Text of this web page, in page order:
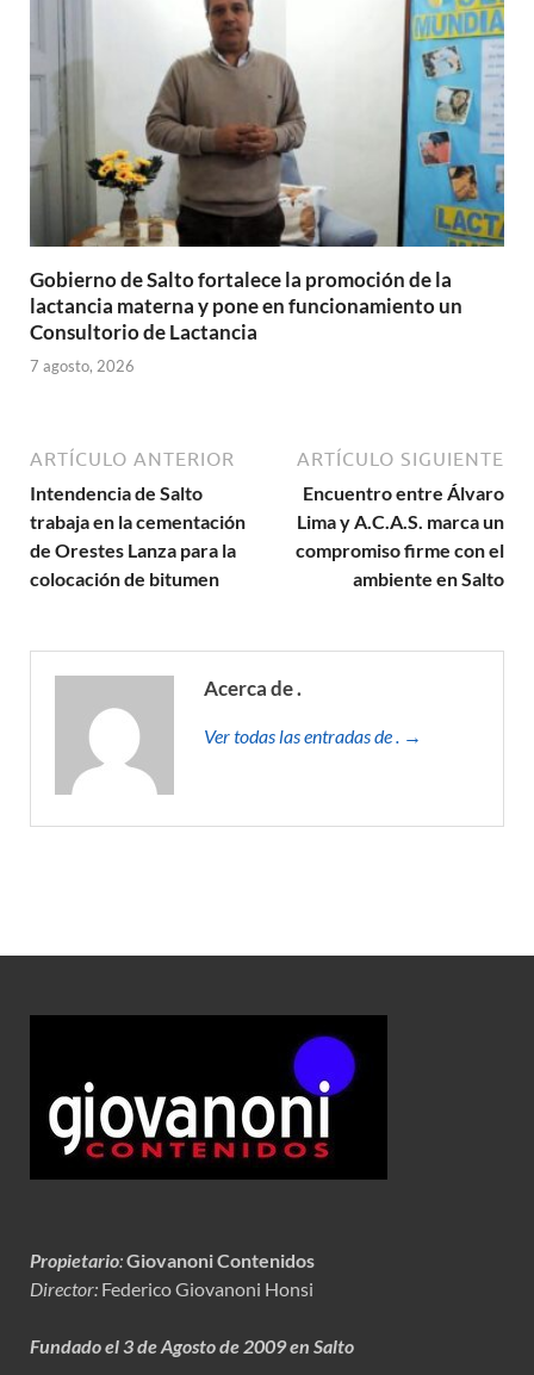
Gobierno de Salto fortalece la promoción de la
lactancia materna y pone en funcionamiento un
Consultorio de Lactancia
7 agosto, 2026
ARTÍCULO ANTERIOR
Intendencia de Salto
trabaja en la cementación
de Orestes Lanza para la
colocación de bitumen
ARTÍCULO SIGUIENTE
Encuentro entre Álvaro
Lima y A.C.A.S. marca un
compromiso firme con el
ambiente en Salto
Acerca de .
Ver todas las entradas de . →
Propietario:Giovanoni Contenidos
Director: Federico Giovanoni Honsi
Fundado el 3 de Agosto de 2009 en Salto